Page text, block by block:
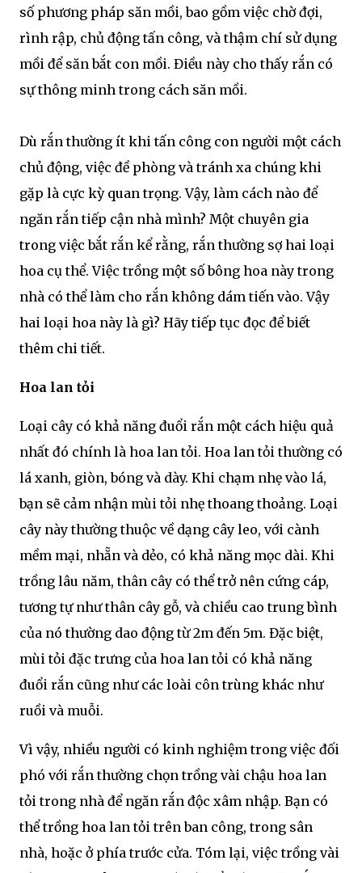
số phương pháp săn mồi, bao gồm việc chờ đợi,
rình rập, chủ động tấn công, và thậm chí sử dụng
mồi để săn bắt con mồi. Điều này cho thấy rắn có
sự thông minh trong cách săn mồi.
Dù rắn thường ít khi tấn công con người một cách
chủ động, việc đề phòng và tránh xa chúng khi
gặp là cực kỳ quan trọng. Vậy, làm cách nào để
ngăn rắn tiếp cận nhà mình? Một chuyên gia
trong việc bắt rắn kể rằng, rắn thường sợ hai loại
hoa cụ thể. Việc trồng một số bông hoa này trong
nhà có thể làm cho rắn không dám tiến vào. Vậy
hai loại hoa này là gì? Hãy tiếp tục đọc để biết
thêm chi tiết.
Hoa lan tỏi
Loại cây có khả năng đuổi rắn một cách hiệu quả
nhất đó chính là hoa lan tỏi. Hoa lan tỏi thường có
lá xanh, giòn, bóng và dày. Khi chạm nhẹ vào lá,
bạn sẽ cảm nhận mùi tỏi nhẹ thoang thoảng. Loại
cây này thường thuộc về dạng cây leo, với cành
mềm mại, nhẵn và dẻo, có khả năng mọc dài. Khi
trồng lâu năm, thân cây có thể trở nên cứng cáp,
tương tự như thân cây gỗ, và chiều cao trung bình
của nó thường dao động từ 2m đến 5m. Đặc biệt,
mùi tỏi đặc trưng của hoa lan tỏi có khả năng
đuổi rắn cũng như các loài côn trùng khác như
ruồi và muỗi.
Vì vậy, nhiều người có kinh nghiệm trong việc đối
phó với rắn thường chọn trồng vài chậu hoa lan
tỏi trong nhà để ngăn rắn độc xâm nhập. Bạn có
thể trồng hoa lan tỏi trên ban công, trong sân
nhà, hoặc ở phía trước cửa. Tóm lại, việc trồng vài